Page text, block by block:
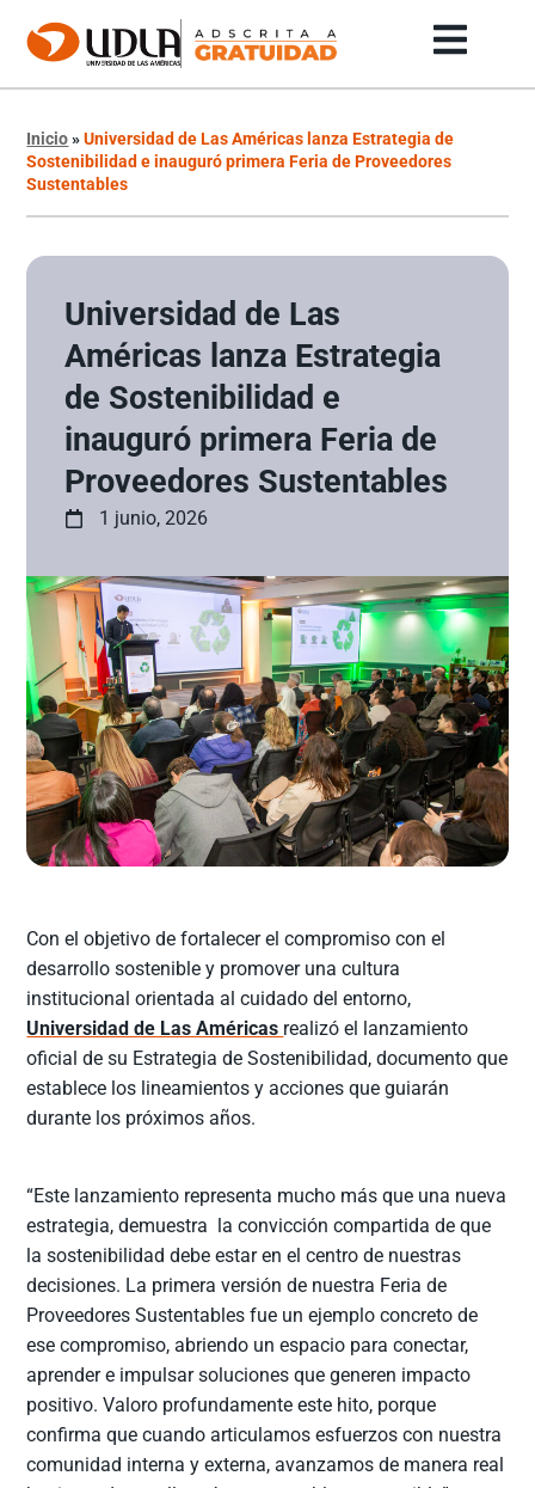
Inicio»Universidad de Las Américas lanza Estrategia de
Sostenibilidad e inauguró primera Feria de Proveedores
Sustentables
Universidad de Las
Américas lanza Estrategia
de Sostenibilidad e
inauguró primera Feria de
Proveedores Sustentables
1 junio, 2026
Con el objetivo de fortalecer el compromiso con el
desarrollo sostenible y promover una cultura
institucional orientada al cuidado del entorno,
Universidad de Las Américas realizó el lanzamiento
oficial de su Estrategia de Sostenibilidad, documento que
establece los lineamientos y acciones que guiarán
durante los próximos años.
“Este lanzamiento representa mucho más que una nueva
estrategia, demuestra la convicción compartida de que
la sostenibilidad debe estar en el centro de nuestras
decisiones. La primera versión de nuestra Feria de
Proveedores Sustentables fue un ejemplo concreto de
ese compromiso, abriendo un espacio para conectar,
aprender e impulsar soluciones que generen impacto
positivo. Valoro profundamente este hito, porque
confirma que cuando articulamos esfuerzos con nuestra
comunidad interna y externa, avanzamos de manera real